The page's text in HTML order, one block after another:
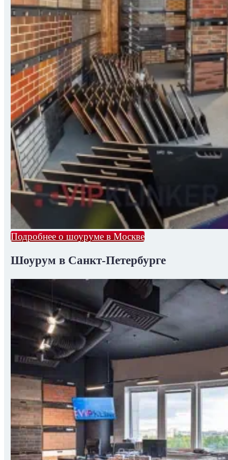
Подробнее о шоуруме в Москве
Шоурум в Санкт-Петербурге